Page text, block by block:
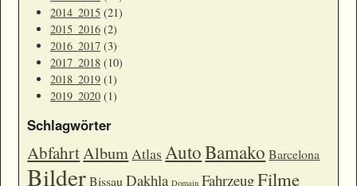
2014_2015 (21)
2015_2016 (2)
2016_2017 (3)
2017_2018 (10)
2018_2019 (1)
2019_2020 (1)
Schlagwörter
AbfahrtAlbumAtlas AutoBamako Barcelona
Bilder Bissau Dakhla Domain FahrzeugFilme